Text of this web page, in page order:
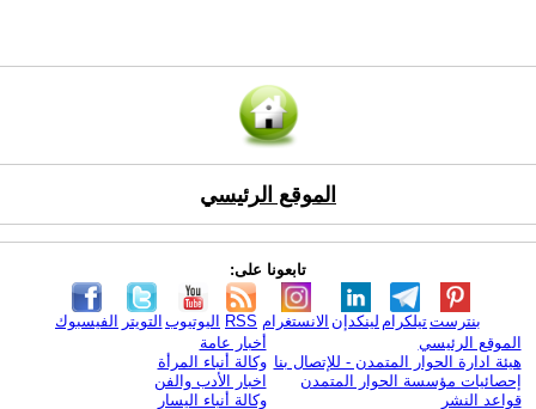
الموقع الرئيسي
تابعونا على:
الفيسبوك التويتر اليوتيوب RSS الانستغرام لينكدإن تيلكرامبنترست
الموقع الرئيسي
هيئة ادارة الحوار المتمدن - للإتصال بنا
إحصائيات مؤسسة الحوار المتمدن
قواعد النشر
أخبار عامة
وكالة أنباء المرأة
اخبار الأدب والفن
وكالة أنباء اليسار